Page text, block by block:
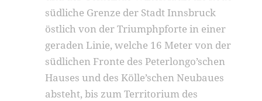
südliche Grenze der Stadt Innsbruck
östlich von der Triumphpforte in einer
geraden Linie, welche 16 Meter von der
südlichen Fronte des Peterlongo’schen
Hauses und des Kölle’schen Neubaues
absteht, bis zum Territorium des